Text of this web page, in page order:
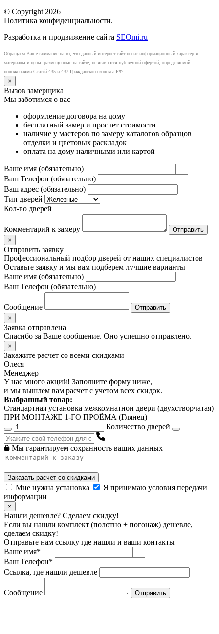
© Copyright 2026
Политика конфиденциальности.
Разработка и продвижение сайта SEOmi.ru
Обращаем Ваше внимание на то, что данный интернет-сайт носит информационный характер и
материалы и цены, размещенные на сайте, не являются публичной офертой, определяемой
положениями Статей 435 и 437 Гражданского кодекса РФ.
×
Вызов замерщика
Мы заботимся о вас
оформление договора на дому
бесплатный замер и просчет стоимости
наличие у мастеров по замеру каталогов образцов
отделки и цветовых раскладок
оплата на дому наличными или картой
Ваше имя (обязательно)
Ваш Телефон (обязательно)
Ваш адрес (обязательно)
Тип дверей
Кол-во дверей
Комментарий к замеру
×
Отправить заявку
Профессиональный подбор дверей от наших специалистов
Оставьте заявку и мы вам подберем лучшие варианты
Ваше имя (обязательно)
Ваш Телефон (обязательно)
Сообщение
×
Заявка отправлена
Спасибо за Ваше сообщение. Оно успешно отправлено.
×
Закажите расчет со всеми скидками
Олеся
Менеджер
У нас много акций! Заполните форму ниже,
и мы вышлем вам расчет с учетом всех скидок.
Выбранный товар:
Стандартная установка межкомнатной двери (двухстворчатая)
ПРИ МОНТАЖЕ 1-ГО ПРОЁМА (Глянец)
Количество дверей
Мы гарантируем сохранность ваших данных
Заказать расчет со скидками
Мне нужна установка
Я принимаю условия передачи
информации
×
Нашли дешевле? Сделаем скидку!
Если вы нашли комплект (полотно + погонаж) дешевле,
сделаем скидку!
Отправьте нам ссылку где нашли и ваши контакты
Ваше имя*
Ваш Телефон*
Ссылка, где нашли дешевле
Сообщение